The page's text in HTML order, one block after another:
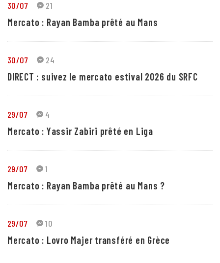
30/07 21
Mercato : Rayan Bamba prêté au Mans
30/07 24
DIRECT : suivez le mercato estival 2026 du SRFC
29/07 4
Mercato : Yassir Zabiri prêté en Liga
29/07 1
Mercato : Rayan Bamba prêté au Mans ?
29/07 10
Mercato : Lovro Majer transféré en Grèce